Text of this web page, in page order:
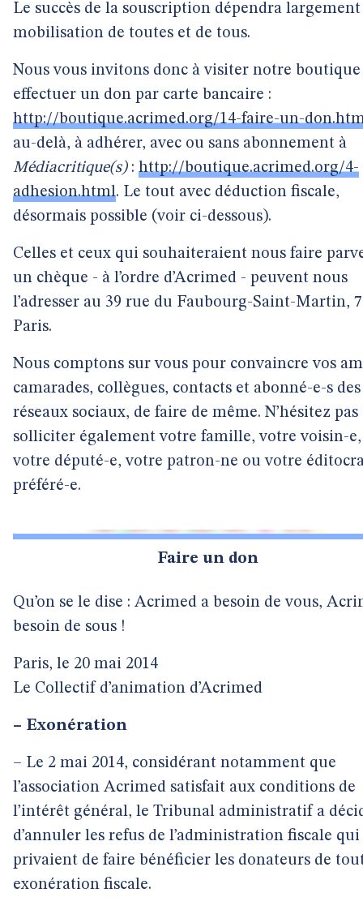
Le succès de la souscription dépendra
mobilisation de toutes et de tous.
Nous vous invitons donc à visiter notre
effectuer un don par carte bancaire :
http://boutique.acrimed.org/14-faire-un-
au-delà, à adhérer, avec ou sans abonnement à
Médiacritique(s): http://boutique.acrimed.org/4-
adhesion.html. Le tout avec déduction fiscale,
désormais possible (voir ci-dessous).
Celles et ceux qui souhaiteraient nous faire
un chèque - à l’ordre d’Acrimed - peuvent nous
l’adresser au 39 rue du Faubourg-Saint-Martin,
Paris.
Nous comptons sur vous pour convaincre vos
camarades, collègues, contacts et abonné-e-s des
réseaux sociaux, de faire de même. N’hésitez pas
solliciter également votre famille, votre voisin-e,
votre député-e, votre patron-ne ou votre
préféré-e.
Faire un don
Qu’on se le dise : Acrimed a besoin de vous,
besoin de sous !
Paris, le 20 mai 2014
Le Collectif d’animation d’Acrimed
– Exonération
– Le 2 mai 2014, considérant notamment que
l’association Acrimed satisfait aux conditions de
l’intérêt général, le Tribunal administratif a
d’annuler les refus de l’administration fiscale
privaient de faire bénéficier les donateurs de
exonération fiscale.